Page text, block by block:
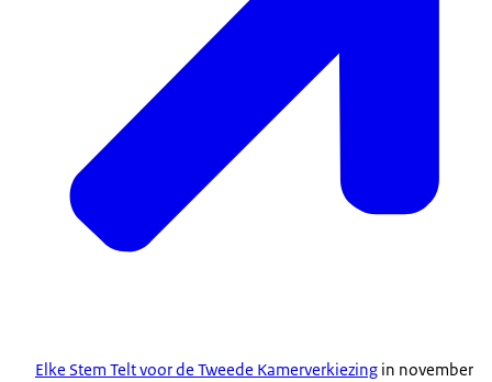
Elke Stem Telt voor de Tweede Kamerverkiezing in november